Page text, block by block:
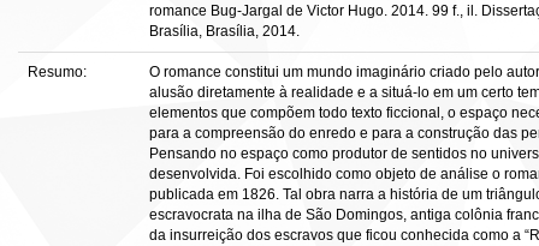
romance Bug-Jargal de Victor Hugo. 2014. 99 f., il.
Brasília, Brasília, 2014.
Resumo:
O romance constitui um mundo imaginário criado pelo
alusão diretamente à realidade e a situá-lo em um certo
elementos que compõem todo texto ficcional, o espaço
para a compreensão do enredo e para a construção das
Pensando no espaço como produtor de sentidos no
desenvolvida. Foi escolhido como objeto de análise o
publicada em 1826. Tal obra narra a história de um
escravocrata na ilha de São Domingos, antiga colônia
da insurreição dos escravos que ficou conhecida como a